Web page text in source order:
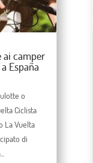
ai camper
España
o
Ciclista
La Vuelta
di